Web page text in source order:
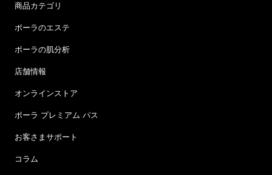
商品カテゴリ
ポーラのエステ
ポーラの肌分析
店舗情報
オンラインストア
ポーラ プレミアム パス
お客さまサポート
コラム